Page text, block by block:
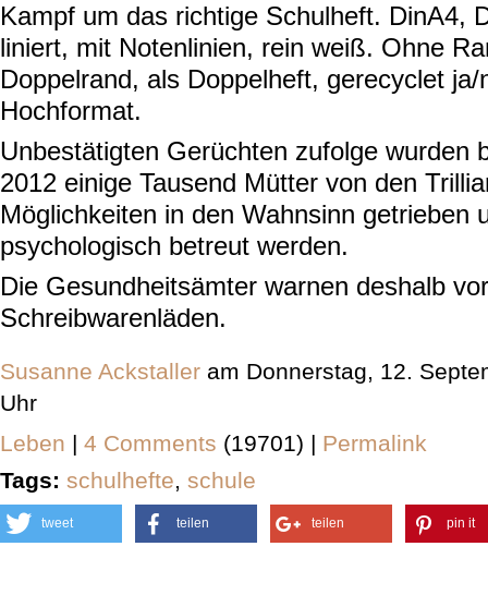
Kampf um das richtige Schulheft. DinA4,
liniert, mit Notenlinien, rein weiß. Ohne
Doppelrand, als Doppelheft, gerecyclet
Hochformat.
Unbestätigten Gerüchten zufolge wurden
2012 einige Tausend Mütter von den
Möglichkeiten in den Wahnsinn getrieben
psychologisch betreut werden.
Die Gesundheitsämter warnen deshalb
Schreibwarenläden.
Susanne Ackstaller am Donnerstag, 12.
Uhr
Leben | 4 Comments (19701) | Permalink
Tags: schulhefte, schule
tweet teilen teilen pin it